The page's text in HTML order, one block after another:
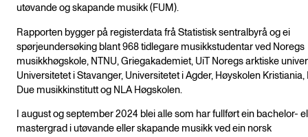
utøvande og skapande musikk (FUM).
Rapporten bygger på registerdata frå Statistisk sentralbyrå og ei
spørjeundersøking blant 968 tidlegare musikkstudentar ved Noregs
musikkhøgskole, NTNU, Griegakademiet, UiT Noregs arktiske
Universitetet i Stavanger, Universitetet i Agder, Høyskolen Kristiania,
Due musikkinstitutt og NLA Høgskolen.
I august og september 2024 blei alle som har fullført ein bachelor-
mastergrad i utøvande eller skapande musikk ved ein norsk